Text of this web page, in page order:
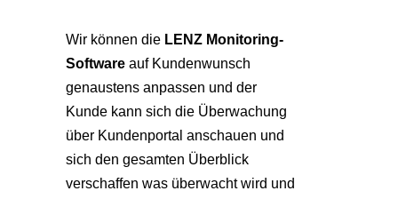
Wir können die LENZ Monitoring-
Software auf Kundenwunsch
genaustens anpassen und der
Kunde kann sich die Überwachung
über Kundenportal anschauen und
sich den gesamten Überblick
verschaffen was überwacht wird und